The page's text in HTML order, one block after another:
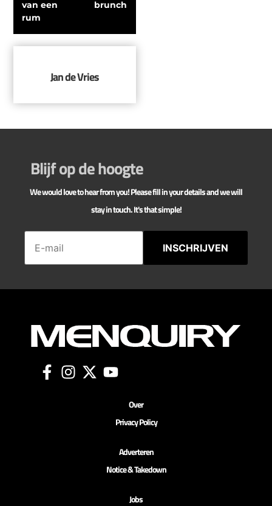
van een
rum
brunch
Jan de Vries
Blijf op de hoogte
We would love to hear from you! Please fill in your details and we will
stay in touch. It's that simple!
INSCHRIJVEN
Over
Privacy Policy
Adverteren
Notice & Takedown
Jobs